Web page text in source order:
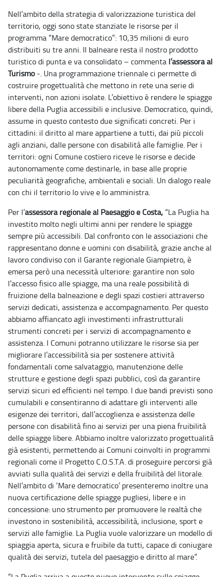
Nell’ambito della strategia di valorizzazione turistica del
territorio, oggi sono state stanziate le risorse per il
programma “Mare democratico”: 10,35 milioni di euro
distribuiti su tre anni. Il balneare resta il nostro prodotto
turistico di punta e va consolidato – commenta l’assessora al
Turismo-. Una programmazione triennale ci permette di
costruire progettualità che mettono in rete una serie di
interventi, non azioni isolate. L’obiettivo è rendere le spiagge
libere della Puglia accessibili e inclusive. Democratico, quindi,
assume in questo contesto due significati concreti. Per i
cittadini: il diritto al mare appartiene a tutti, dai più piccoli
agli anziani, dalle persone con disabilità alle famiglie. Per i
territori: ogni Comune costiero riceve le risorse e decide
autonomamente come destinarle, in base alle proprie
peculiarità geografiche, ambientali e sociali. Un dialogo reale
con chi il territorio lo vive e lo amministra.
Per l’assessora regionale al Paesaggio e Costa, “La Puglia ha
investito molto negli ultimi anni per rendere le spiagge
sempre più accessibili. Dal confronto con le associazioni che
rappresentano donne e uomini con disabilità, grazie anche al
lavoro condiviso con il Garante regionale Giampietro, è
emersa però una necessità ulteriore: garantire non solo
l’accesso fisico alle spiagge, ma una reale possibilità di
fruizione della balneazione e degli spazi costieri attraverso
servizi dedicati, assistenza e accompagnamento. Per questo
abbiamo affiancato agli investimenti infrastrutturali
strumenti concreti per i servizi di accompagnamento e
assistenza. I Comuni potranno utilizzare le risorse sia per
migliorare l’accessibilità sia per sostenere attività
fondamentali come salvataggio, manutenzione delle
strutture e gestione degli spazi pubblici, così da garantire
servizi sicuri ed efficienti nel tempo. I due bandi previsti sono
cumulabili e consentiranno di adattare gli interventi alle
esigenze dei territori, dall’accoglienza e assistenza delle
persone con disabilità fino ai servizi per una piena fruibilità
delle spiagge libere. Abbiamo inoltre valorizzato progettualità
già esistenti, permettendo ai Comuni coinvolti in programmi
regionali come il Progetto C.O.S.T.A. di proseguire percorsi già
avviati sulla qualità dei servizi e della fruibilità del litorale.
Nell’ambito di ‘Mare democratico’ presenteremo inoltre una
nuova certificazione delle spiagge pugliesi, libere e in
concessione: uno strumento per promuovere le realtà che
investono in sostenibilità, accessibilità, inclusione, sport e
servizi alle famiglie. La Puglia vuole valorizzare un modello di
spiaggia aperta, sicura e fruibile da tutti, capace di coniugare
qualità dei servizi, tutela del paesaggio e diritto al mare”.